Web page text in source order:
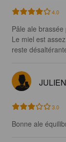
4.0
Pâle ale
Le miel est
reste
3.0
Bonne ale